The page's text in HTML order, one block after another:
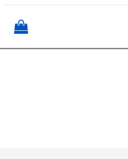
Quantità